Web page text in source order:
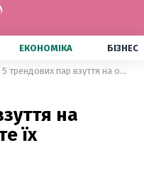
ЕКОНОМІКА БІЗНЕС
5 трендових пар взуття на осінь: ви не можете їх пропустити
на
їх